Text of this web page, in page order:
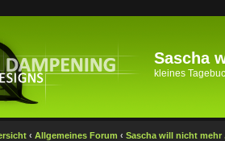
Sascha
kleines
‹ Allgemeines Forum ‹ Sascha will nicht mehr